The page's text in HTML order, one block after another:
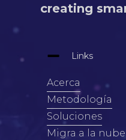
creating
Links
Acerca
Metodología
Soluciones
Migra a la